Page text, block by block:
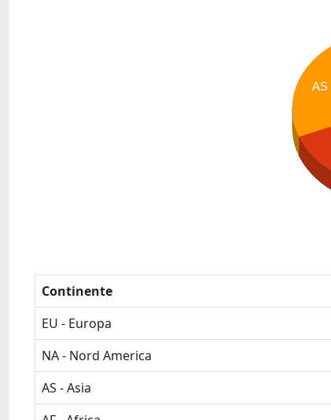
AS
Continente
EU - Europa
NA - Nord America
AS - Asia